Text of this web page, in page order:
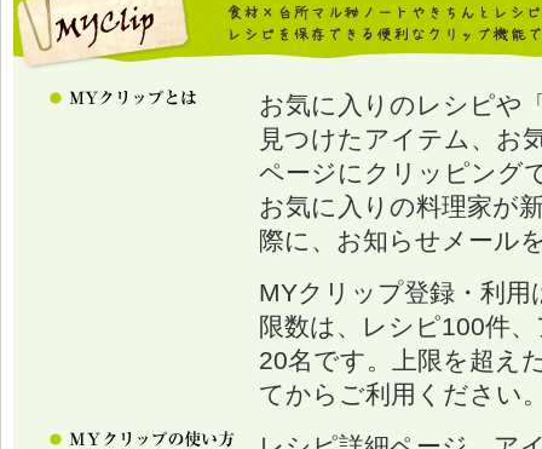
お気に入りのレシピや
見つけたアイテム、お
ページにクリッピング
お気に入りの料理家が
際に、お知らせメール
MYクリップ登録・利
限数は、レシピ100件
20名です。上限を超え
てからご利用ください